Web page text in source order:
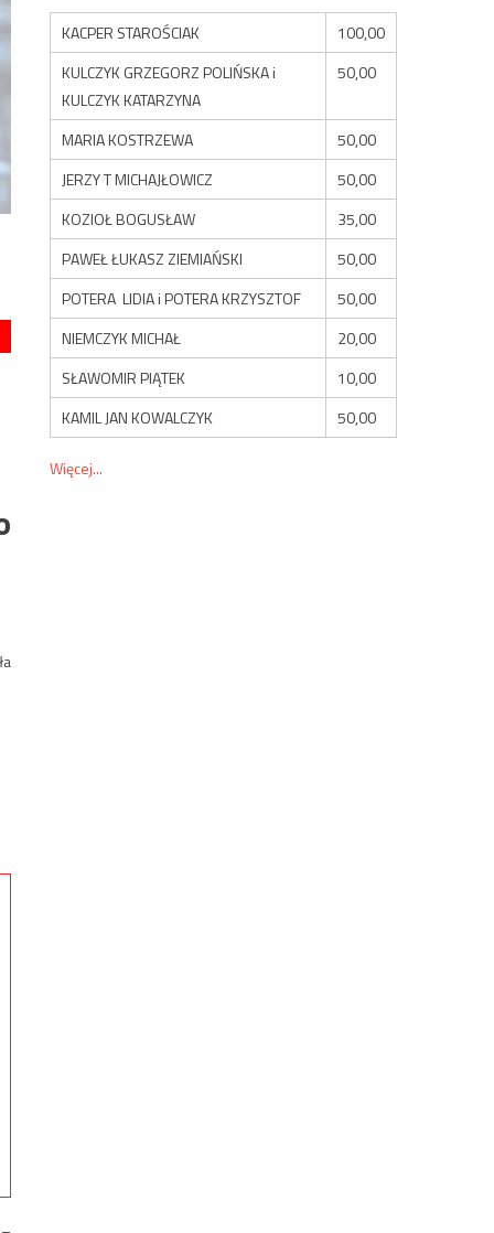
KACPER STAROŚCIAK
100,00
KULCZYK GRZEGORZ POLIŃSKA i
KULCZYK KATARZYNA
50,00
MARIA KOSTRZEWA
50,00
JERZY T MICHAJŁOWICZ
50,00
KOZIOŁ BOGUSŁAW
35,00
PAWEŁ ŁUKASZ ZIEMIAŃSKI
50,00
POTERA LIDIA i POTERA KRZYSZTOF
50,00
NIEMCZYK MICHAŁ
20,00
SŁAWOMIR PIĄTEK
10,00
KAMIL JAN KOWALCZYK
50,00
Więcej...